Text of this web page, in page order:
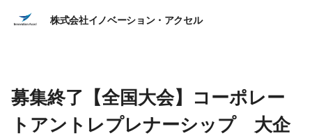
株式会社イノベーション・アクセル
募集終了【全国大会】コーポレー
トアントレプレナーシップ 大企